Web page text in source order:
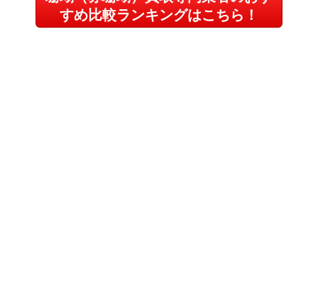
すめ比較ランキングはこちら！